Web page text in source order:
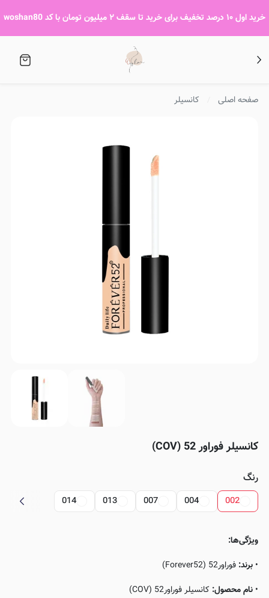
خرید اول ۱۰ درصد تخفیف برای خرید تا سقف ۲ میلیون تومان با کد woshan80
صفحه اصلی کانسیلر
کانسیلر فوراور 52 (COV)
رنگ
002
004
007
013
014
ویژگی‌ها:
• برند: فوراور52 (Forever52)
• نام محصول: کانسیلر فوراور52 (COV)